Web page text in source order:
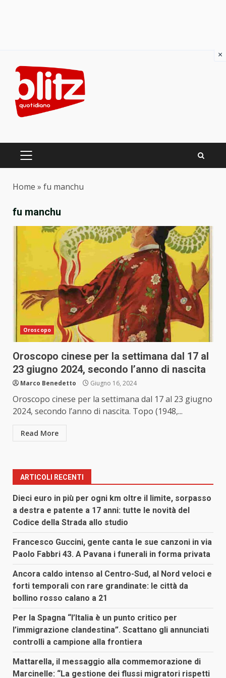
content
PRIMARY
Home » fu manchu
fu manchu
Oroscopo
Oroscopo cinese per la settimana dal 17 al
23 giugno 2024, secondo l’anno di nascita
Marco Benedetto Giugno 16, 2024
Oroscopo cinese per la settimana dal 17 al 23 giugno
2024, secondo l’anno di nascita. Topo (1948,...
Read More
ARTICOLI RECENTI
Dieci euro in più per ogni km oltre il limite, sorpasso
a destra e patente a 17 anni: tutte le novità del
Codice della Strada allo studio
Francesco Guccini, gente canta le sue canzoni in via
Paolo Fabbri 43. A Pavana i funerali in forma privata
Ancora caldo intenso al Centro-Sud, al Nord veloci e
forti temporali con rare grandinate: le città da
bollino rosso calano a 21
Per la Spagna “l’Italia è un punto critico per
l’immigrazione clandestina”. Scattano gli annunciati
controlli a campione alla frontiera
Mattarella, il messaggio alla commemorazione di
Marcinelle: “La gestione dei flussi migratori rispetti
×